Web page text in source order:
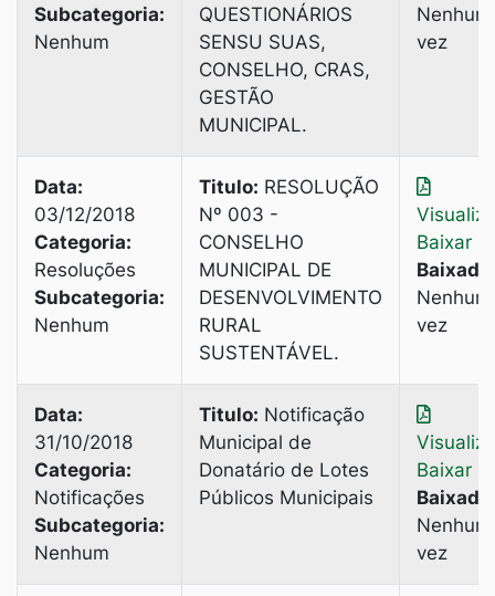
Subcategoria:
Nenhum
QUESTIONÁRIOS
SENSU SUAS,
CONSELHO, CRAS,
GESTÃO
MUNICIPAL.
vez
Data:
03/12/2018
Categoria:
Resoluções
Subcategoria:
Nenhum
Titulo: RESOLUÇÃO
Nº 003 -
CONSELHO
MUNICIPAL DE
DESENVOLVIMENTO
RURAL
SUSTENTÁVEL.
Baixar
Baixado:
vez
Data:
31/10/2018
Categoria:
Notificações
Subcategoria:
Nenhum
Titulo: Notificação
Municipal de
Donatário de Lotes
Públicos Municipais
Baixar
Baixado:
vez